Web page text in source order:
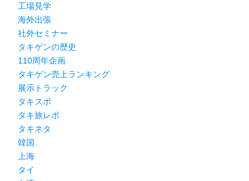
工場見学
海外出張
社外セミナー
タキゲンの歴史
110周年企画
タキゲン売上ランキング
展示トラック
タキスポ
タキ旅レポ
タキネタ
韓国
上海
タイ